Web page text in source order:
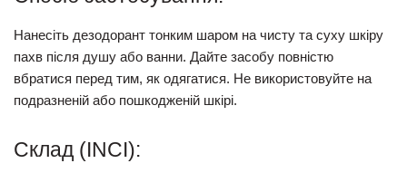
Нанесіть дезодорант тонким шаром на чисту та суху шкіру
пахв після душу або ванни. Дайте засобу повністю
вбратися перед тим, як одягатися. Не використовуйте на
подразненій або пошкодженій шкірі.
Склад (INCI):